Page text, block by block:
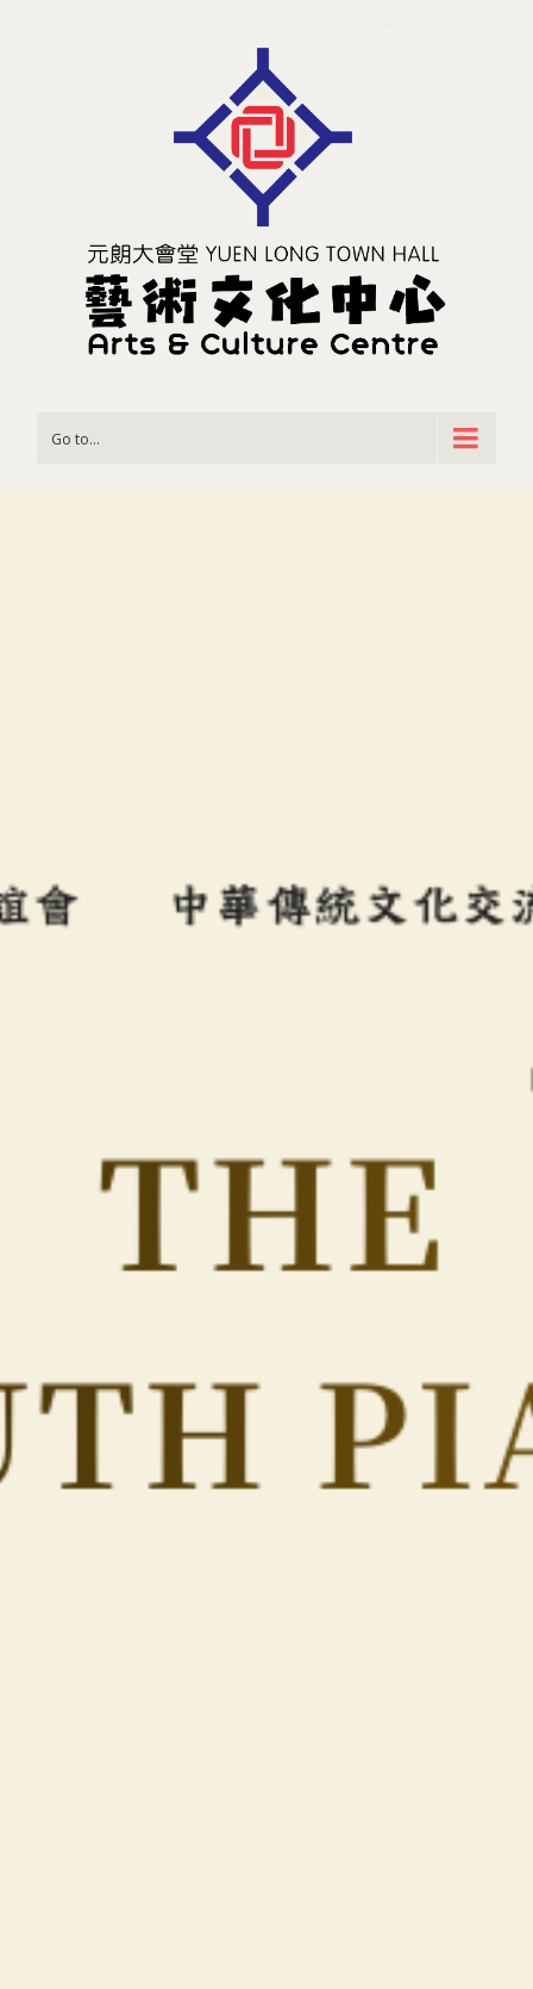
Go to...